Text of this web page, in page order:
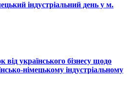
індустріальний день у м.
від українського бізнесу щодо
німецькому індустріальному